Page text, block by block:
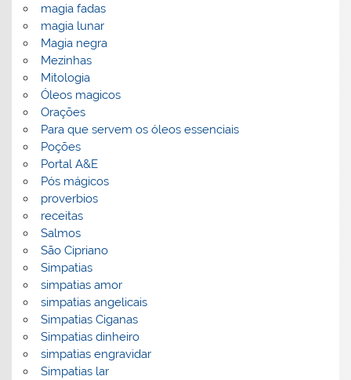
magia fadas
magia lunar
Magia negra
Mezinhas
Mitologia
Óleos magicos
Orações
Para que servem os óleos essenciais
Poções
Portal A&E
Pós mágicos
proverbios
receitas
Salmos
São Cipriano
Simpatias
simpatias amor
simpatias angelicais
Simpatias Ciganas
Simpatias dinheiro
simpatias engravidar
Simpatias lar